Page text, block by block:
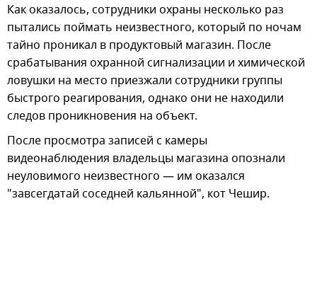
Как оказалось, сотрудники охраны несколько раз
пытались поймать неизвестного, который по ночам
тайно проникал в продуктовый магазин. После
срабатывания охранной сигнализации и химической
ловушки на место приезжали сотрудники группы
быстрого реагирования, однако они не находили
следов проникновения на объект.
После просмотра записей с камеры
видеонаблюдения владельцы магазина опознали
неуловимого неизвестного — им оказался
"завсегдатай соседней кальянной", кот Чешир.